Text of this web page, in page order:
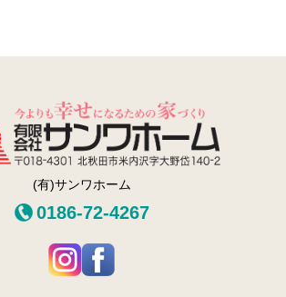
(有)サンワホーム
0186-72-4267